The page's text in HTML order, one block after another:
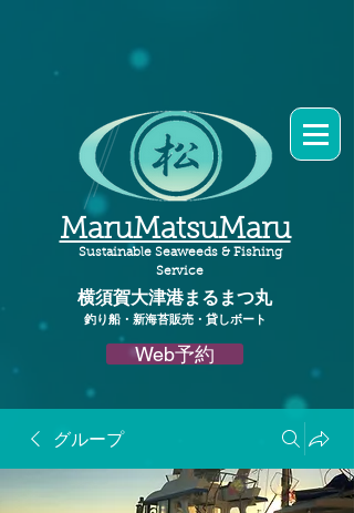
MaruMatsuMaru
Sustainable Seaweeds & Fishing
Service
横須賀大津港まるまつ丸​
釣り船・新海苔販売・貸しボート
Web予約
グループ